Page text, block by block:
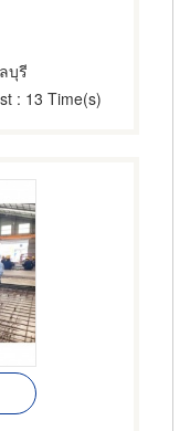
บุรี
: 13 Time(s)